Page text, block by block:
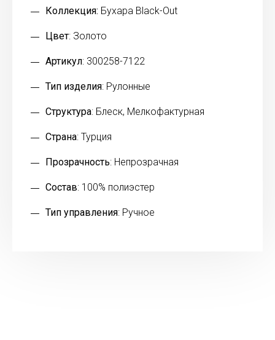
Коллекция: Бухара Black-Out
Цвет: Золото
Артикул: 300258-7122
Тип изделия: Рулонные
Структура: Блеск, Мелкофактурная
Страна: Турция
Прозрачность: Непрозрачная
Состав: 100% полиэстер
Тип управления: Ручное